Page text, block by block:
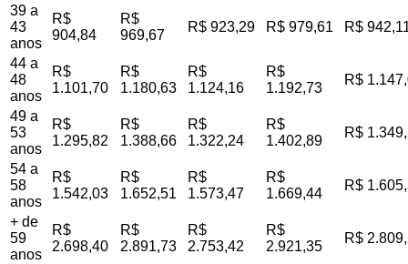
39 a
43
anos
R$
904,84
R$
969,67
R$ 923,29 R$ 979,61 R$
44 a
48
anos
R$
1.101,70
R$
1.180,63
R$
1.124,16
R$
1.192,73
R$
49 a
53
anos
R$
1.295,82
R$
1.388,66
R$
1.322,24
R$
1.402,89
R$
54 a
58
anos
R$
1.542,03
R$
1.652,51
R$
1.573,47
R$
1.669,44
R$
+ de
59
anos
R$
2.698,40
R$
2.891,73
R$
2.753,42
R$
2.921,35
R$